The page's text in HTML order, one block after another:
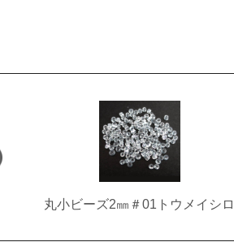
丸小ビーズ2㎜＃01トウメイシロ